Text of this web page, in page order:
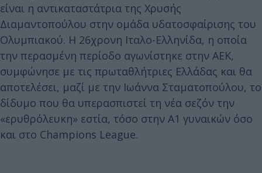
είναι η αντικαταστάτρια της Χρυσής
Διαμαντοπούλου στην ομάδα υδατοσφαίρισης του
Ολυμπιακού. Η 26χρονη Ιταλο-Ελληνίδα, η οποία
την περασμένη περίοδο αγωνίστηκε στην ΑΕΚ,
συμφώνησε με τις πρωταθλήτριες Ελλάδας και θα
αποτελέσει, μαζί με την Ιωάννα Σταματοπούλου, το
δίδυμο που θα υπερασπιστεί τη νέα σεζόν την
«ερυθρόλευκη» εστία, τόσο στην Α1 γυναικών όσο
και στο Champions League.